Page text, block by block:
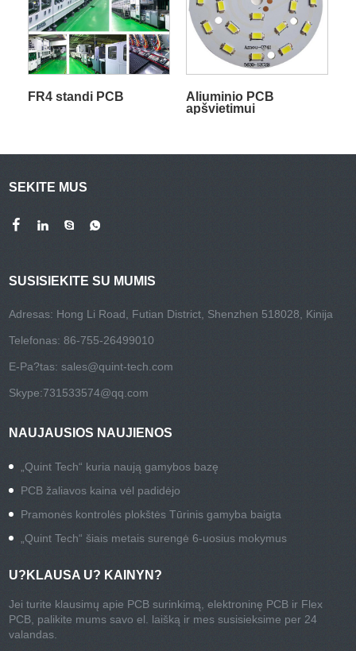
FR4 standi PCB
Aliuminio PCB
apšvietimui
SEKITE MUS
SUSISIEKITE SU MUMIS
Adresas: Hong Li Road, Futian District, Shenzhen 518028, Kinija
Telefonas: 86-755-26499010
E-Pa?tas:sales@quint-tech.com
Skype:731533574@qq.com
NAUJAUSIOS NAUJIENOS
„Quint Tech“ kuria naują gamybos bazę
PCB žaliavos kaina vėl padidėjo
Pramonės kontrolės plokštės Tūrinis gamyba baigta
„Quint Tech“ šiais metais surengė 6-uosius mokymus
U?KLAUSA U? KAINYN?
Jei turite klausimų apie PCB surinkimą, elektroninę PCB ir Flex
PCB, palikite mums savo el. laišką ir mes susisieksime per 24
valandas.